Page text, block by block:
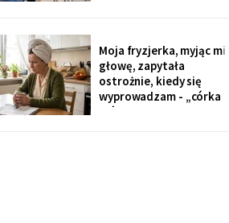
na rynku młodszy mnie
zobaczył, wyrwał jej się z
ręki i przybiegł. Zdążyłam
tylko przytulić.
Moja fryzjerka, myjąc mi
głowę, zapytała
ostrożnie, kiedy się
wyprowadzam - „córka
mówiła u nas w salonie,